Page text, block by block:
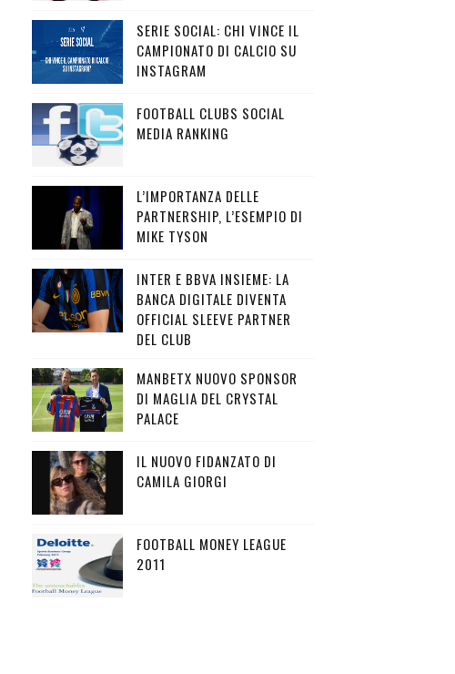
SERIE SOCIAL: CHI VINCE IL
CAMPIONATO DI CALCIO SU
INSTAGRAM
FOOTBALL CLUBS SOCIAL
MEDIA RANKING
L’IMPORTANZA DELLE
PARTNERSHIP, L’ESEMPIO DI
MIKE TYSON
INTER E BBVA INSIEME: LA
BANCA DIGITALE DIVENTA
OFFICIAL SLEEVE PARTNER
DEL CLUB
MANBETX NUOVO SPONSOR
DI MAGLIA DEL CRYSTAL
PALACE
IL NUOVO FIDANZATO DI
CAMILA GIORGI
FOOTBALL MONEY LEAGUE
2011